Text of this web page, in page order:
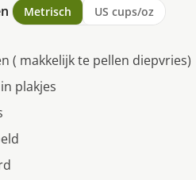
Metrisch US cups/oz
( makkelijk te pellen diepvries)
plakjes